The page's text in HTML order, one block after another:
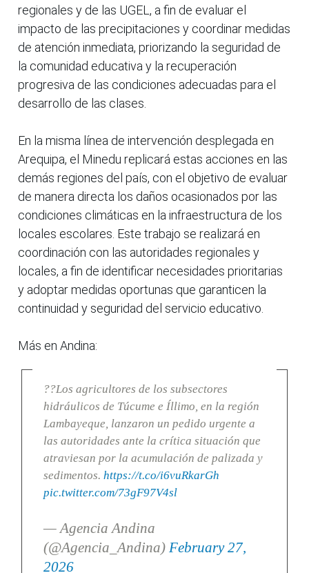
regionales y de las UGEL, a fin de evaluar el
impacto de las precipitaciones y coordinar medidas
de atención inmediata, priorizando la seguridad de
la comunidad educativa y la recuperación
progresiva de las condiciones adecuadas para el
desarrollo de las clases.
En la misma línea de intervención desplegada en
Arequipa, el Minedu replicará estas acciones en las
demás regiones del país, con el objetivo de evaluar
de manera directa los daños ocasionados por las
condiciones climáticas en la infraestructura de los
locales escolares. Este trabajo se realizará en
coordinación con las autoridades regionales y
locales, a fin de identificar necesidades prioritarias
y adoptar medidas oportunas que garanticen la
continuidad y seguridad del servicio educativo.
Más en Andina:
??Los agricultores de los subsectores
hidráulicos de Túcume e Íllimo, en la región
Lambayeque, lanzaron un pedido urgente a
las autoridades ante la crítica situación que
atraviesan por la acumulación de palizada y
sedimentos. https://t.co/i6vuRkarGh
pic.twitter.com/73gF97V4sl
— Agencia Andina
(@Agencia_Andina) February 27,
2026